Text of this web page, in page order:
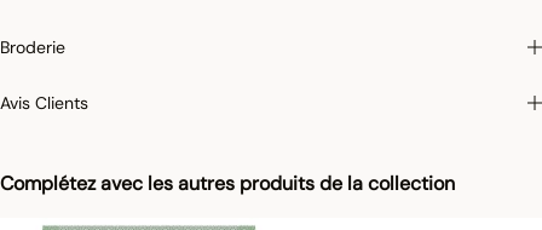
Complétez avec les autres produits de la collection
Photographies :
les photographies sont les plus fidèles possibles mais ne peuvent
Broderie
Avis Clients